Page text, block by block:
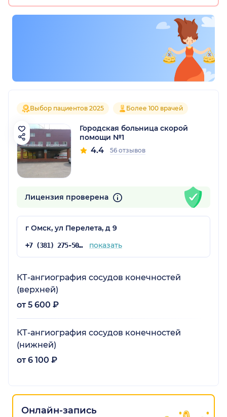
Выбор пациентов 2025 Более 100 врачей
Городская больница скорой
помощи №1
4.4 56 отзывов
Лицензия проверена
г Омск, ул Перелета, д 9
+7 (381) 275-50-75 показать
КТ-ангиография сосудов конечностей
(верхней)
от 5 600 ₽
КТ-ангиография сосудов конечностей
(нижней)
от 6 100 ₽
Онлайн-запись